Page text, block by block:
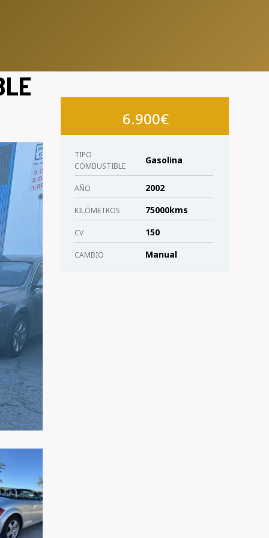
6.900€
TIPO
COMBUSTIBLE
Gasolina
AÑO 2002
KILÓMETROS 75000kms
CV 150
CAMBIO Manual